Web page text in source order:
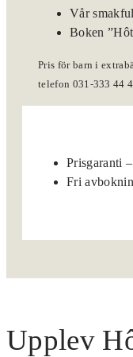
Vår
Boken
Pris för barn i
telefon 031-333 44
Prisgaranti
Fri
Upplev